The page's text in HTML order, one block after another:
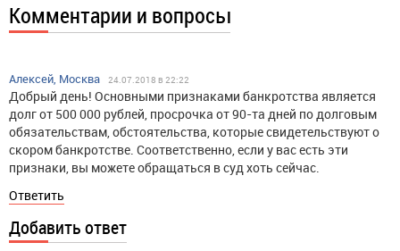
Комментарии и вопросы
Алексей, Москва 24.07.2018 в 22:22
Добрый день! Основными признаками банкротства является
долг от 500 000 рублей, просрочка от 90-та дней по долговым
обязательствам, обстоятельства, которые свидетельствуют о
скором банкротстве. Соответственно, если у вас есть эти
признаки, вы можете обращаться в суд хоть сейчас.
Ответить
Добавить ответ